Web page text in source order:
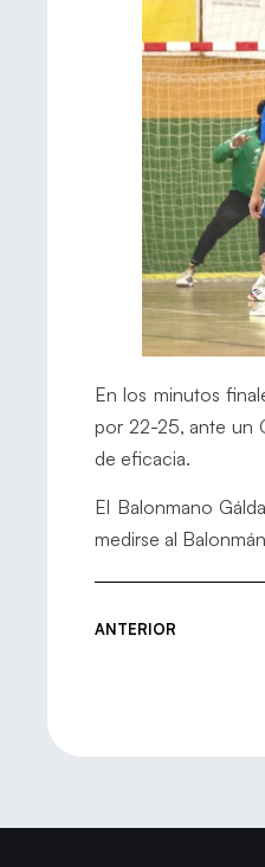
En los minutos
por 22-25, ante un
de eficacia.
El Balonmano
medirse al
ANTERIOR